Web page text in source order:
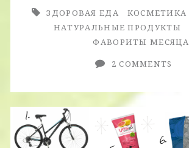
ЗДОРОВАЯ ЕДА
КОСМЕТИКА
НАТУРАЛЬНЫЕ ПРОДУКТЫ
ФАВОРИТЫ МЕСЯЦА
2 COMMENTS